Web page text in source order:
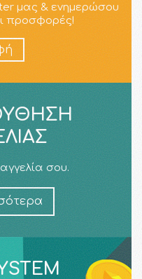
μας & ενημερώσου
προσφορές!
σου.